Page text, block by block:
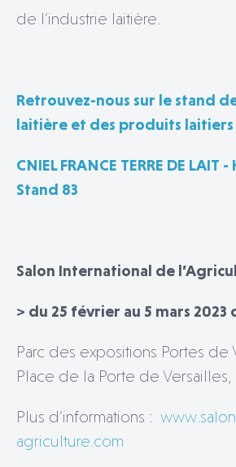
de l’industrie laitière.
Retrouvez-nous sur le stand
laitière et des produits laitiers
CNIEL FRANCE TERRE DE LAIT
Stand 83
Salon International de
> du 25 février au 5 mars 2023
Parc des expositions Portes de
Place de la Porte de Versailles,
Plus d’informations :
agriculture.com